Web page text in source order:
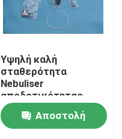
Υψηλή καλή
σταθερότητα
Nebuliser
αποδοτικότητας
διάσπασης σε άτομα
με την υψηλή
αντίσταση στο οξύ
Αποστολή